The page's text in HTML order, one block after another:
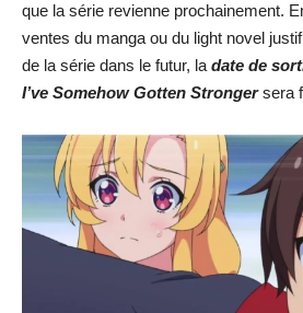
que la série revienne prochainement.
ventes du manga ou du light novel
de la série dans le futur, la date de
I’ve Somehow Gotten Strongersera